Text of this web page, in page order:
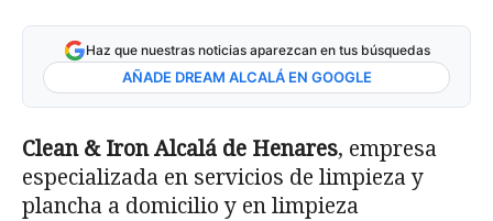
Haz que nuestras noticias aparezcan en tus búsquedas
AÑADE DREAM ALCALÁ EN GOOGLE
Clean & Iron Alcalá de Henares, empresa
especializada en servicios de limpieza y
plancha a domicilio y en limpieza